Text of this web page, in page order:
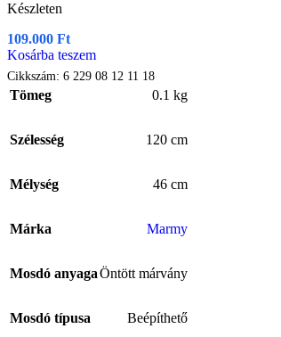
Készleten
109.000 Ft
Kosárba teszem
Cikkszám: 6 229 08 12 11 18
Tömeg 0.1 kg
Szélesség 120 cm
Mélység 46 cm
Márka Marmy
Mosdó anyagaÖntött márvány
Mosdó típusa Beépíthető